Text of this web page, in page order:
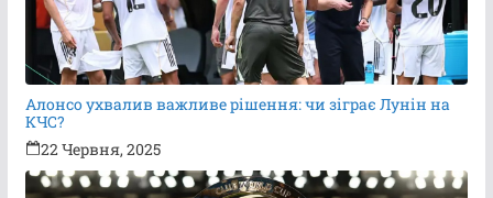
Алонсо ухвалив важливе рішення: чи зіграє Лунін на
КЧС?
22 Червня, 2025